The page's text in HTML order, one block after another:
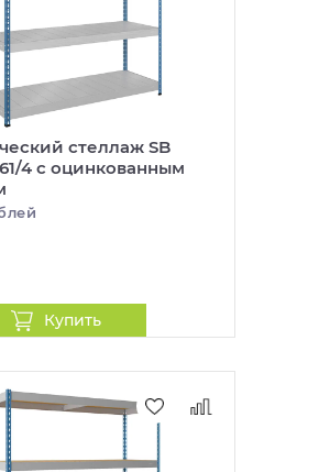
стеллаж SB
4 c оцинкованным
Купить